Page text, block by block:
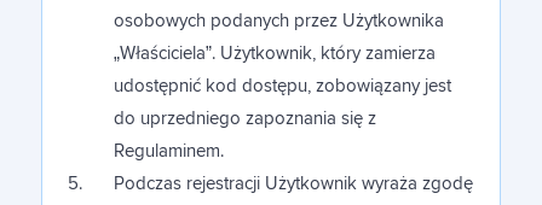
osobowych podanych przez Użytkownika
„Właściciela”. Użytkownik, który zamierza
udostępnić kod dostępu, zobowiązany jest
do uprzedniego zapoznania się z
Regulaminem.
Podczas rejestracji Użytkownik wyraża zgodę